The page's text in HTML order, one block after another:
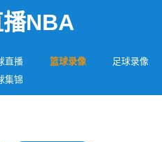
NBA
直播 篮球录像
足球录像
集锦